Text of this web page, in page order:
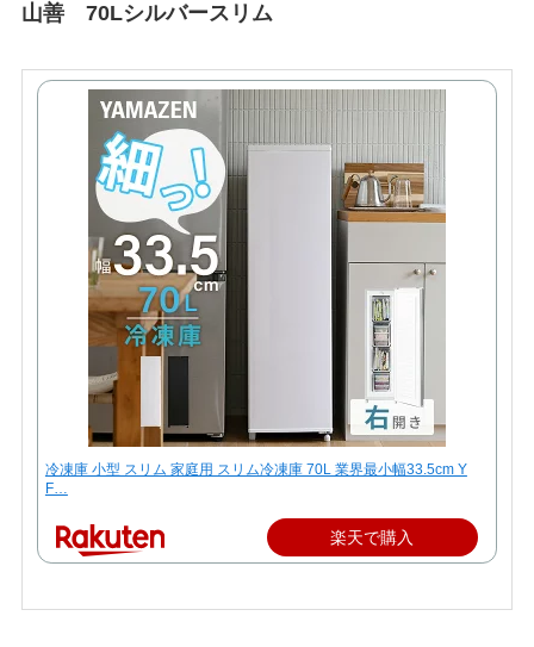
山善 70Lシルバースリム
冷凍庫 小型 スリム 家庭用 スリム冷凍庫 70L 業界最小幅33.5cm Y
F…
楽天で購入